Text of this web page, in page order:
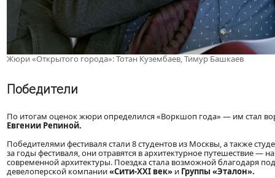
Жюри «Открытого города»: Тотан Кузембаев, Тимур Башкаев
Победители
По итогам оценок жюри определился «Воркшоп года» — им стал
Евгении Репиной.
Победителями фестиваля стали 8 студентов из Москвы, а также
за годы фестиваля, они отравятся в архитектурное путешествие —
современной архитектуры. Поездка стала возможной благодаря
девелоперской компании«Сити-XXI век» и Группы «Эталон».